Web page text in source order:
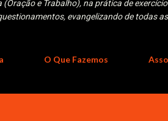
e Trabalho), na prática de exercício
evangelizando de todas
O Que Fazemos